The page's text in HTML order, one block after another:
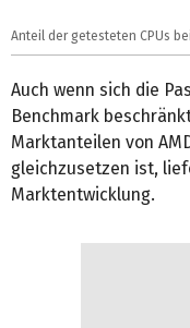
Anteil der getesteten CPUs
Auch wenn sich die
Benchmark
Marktanteilen von
gleichzusetzen ist,
Marktentwicklung.